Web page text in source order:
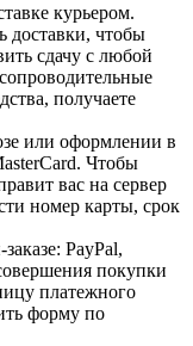
курьером.
доставки, чтобы
сдачу с любой
получаете
или оформлении в
Чтобы
вас на сервер
номер карты, срок
PayPal,
покупки
платежного
форму по